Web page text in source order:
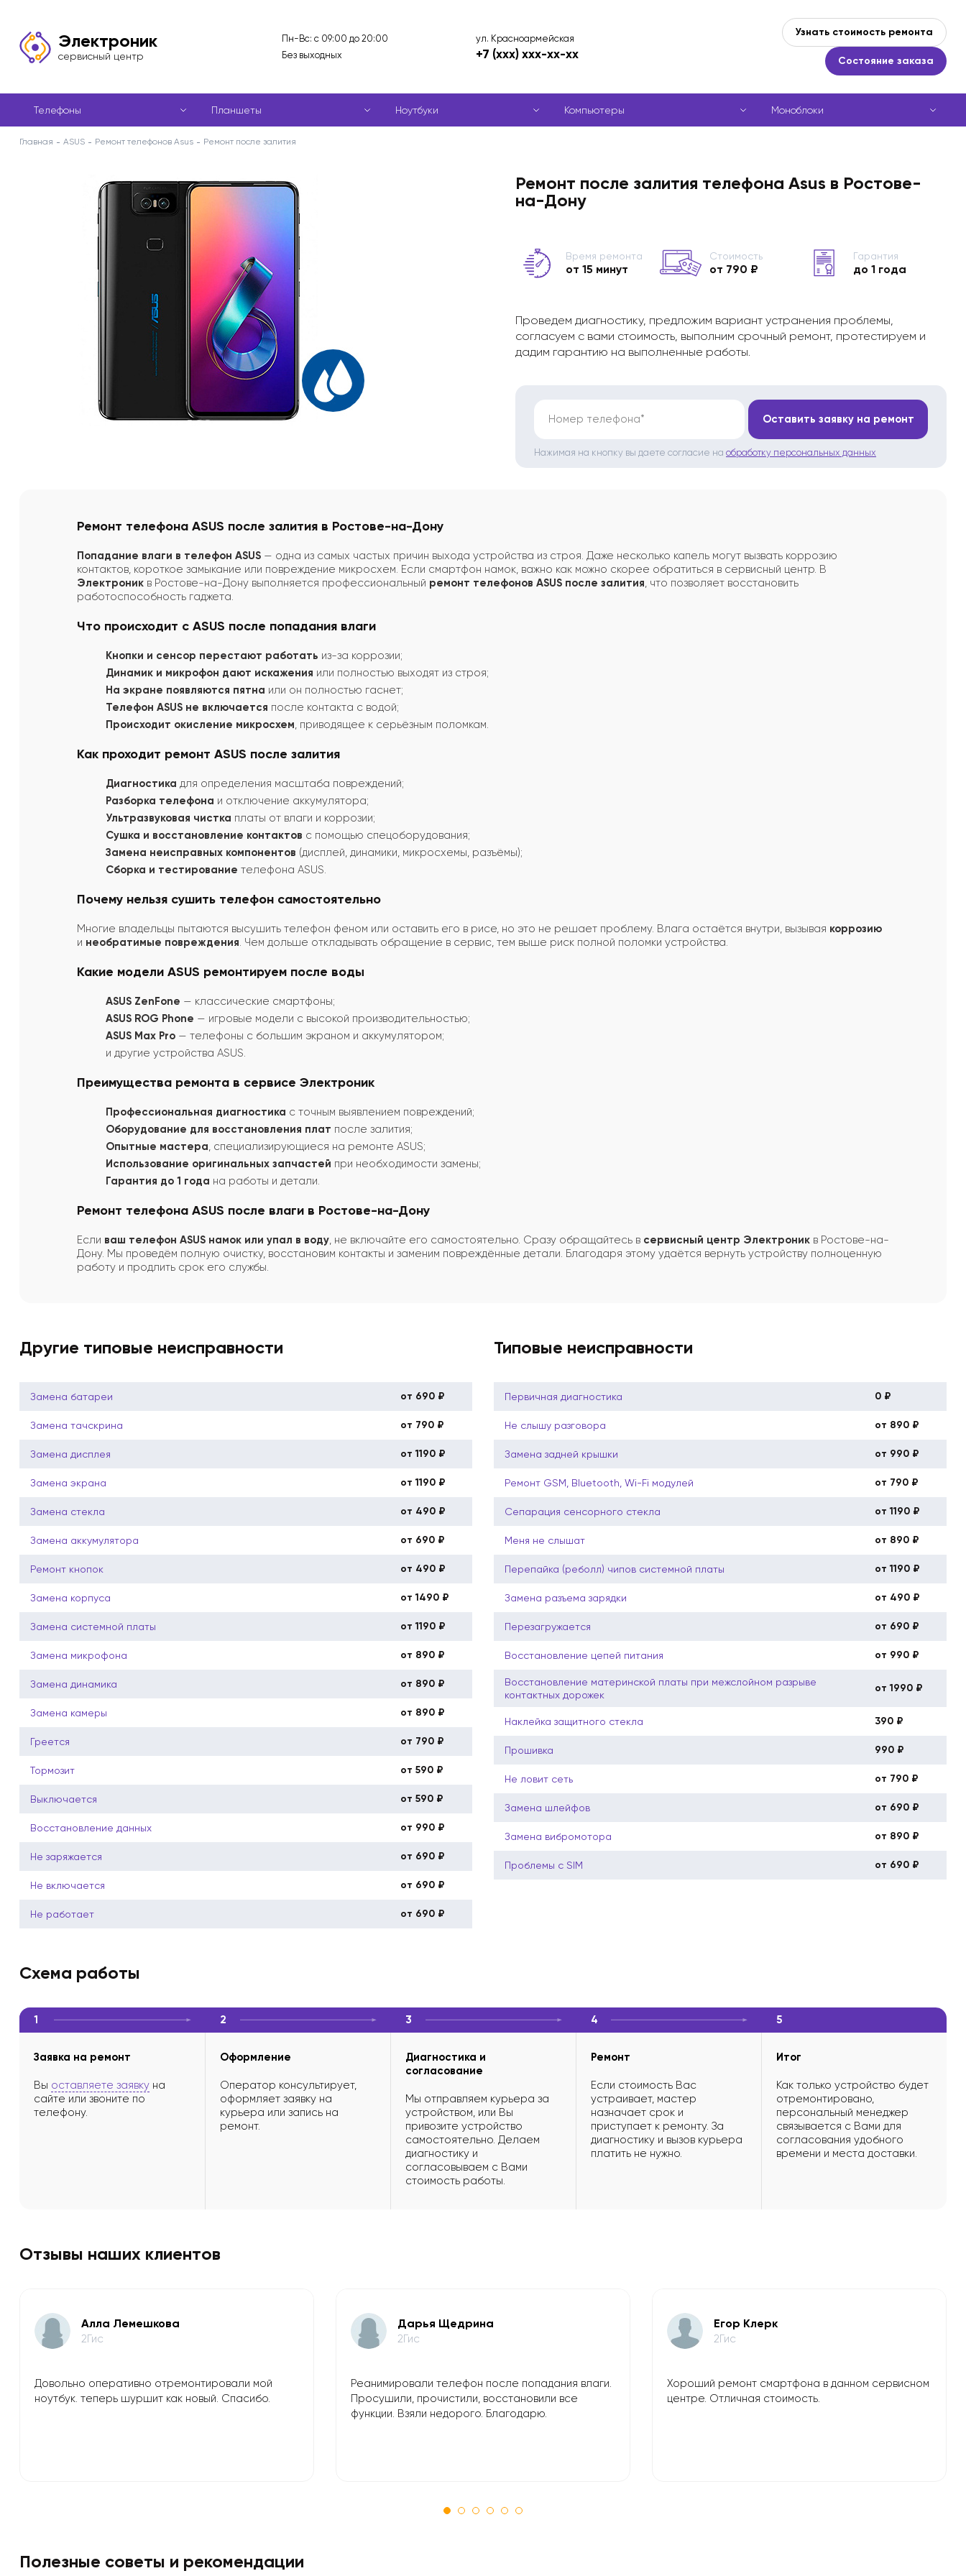
Электроник
сервисный центр
Пн-Вс: с 09:00 до 20:00
Без выходных
ул. Красноармейская
+7 (xxx) xxx-xx-xx
Узнать стоимость ремонта
Состояние заказа
Телефоны Планшеты Ноутбуки Компьютеры Моноблоки
Главная ASUS Ремонт телефонов Asus Ремонт после залития
Ремонт после залития телефона Asus в Ростове-
на-Дону
Время ремонта
от 15 минут
Стоимость
от 790 ₽
Гарантия
до 1 года
Проведем диагностику, предложим вариант устранения проблемы,
согласуем с вами стоимость, выполним срочный ремонт, протестируем и
дадим гарантию на выполненные работы.
Номер телефона* Оставить заявку на ремонт
Нажимая на кнопку вы даете согласие на обработку персональных данных
Ремонт телефона ASUS после залития в Ростове-на-Дону
Попадание влаги в телефон ASUS — одна из самых частых причин выхода устройства из строя. Даже несколько капель могут вызвать коррозию
контактов, короткое замыкание или повреждение микросхем. Если смартфон намок, важно как можно скорее обратиться в сервисный центр. В
Электроник в Ростове-на-Дону выполняется профессиональный ремонт телефонов ASUS после залития, что позволяет восстановить
работоспособность гаджета.
Что происходит с ASUS после попадания влаги
Кнопки и сенсор перестают работать из-за коррозии;
Динамик и микрофон дают искажения или полностью выходят из строя;
На экране появляются пятна или он полностью гаснет;
Телефон ASUS не включается после контакта с водой;
Происходит окисление микросхем, приводящее к серьёзным поломкам.
Как проходит ремонт ASUS после залития
Диагностика для определения масштаба повреждений;
Разборка телефона и отключение аккумулятора;
Ультразвуковая чистка платы от влаги и коррозии;
Сушка и восстановление контактов с помощью спецоборудования;
Замена неисправных компонентов (дисплей, динамики, микросхемы, разъёмы);
Сборка и тестирование телефона ASUS.
Почему нельзя сушить телефон самостоятельно
Многие владельцы пытаются высушить телефон феном или оставить его в рисе, но это не решает проблему. Влага остаётся внутри, вызывая коррозию
и необратимые повреждения. Чем дольше откладывать обращение в сервис, тем выше риск полной поломки устройства.
Какие модели ASUS ремонтируем после воды
ASUS ZenFone — классические смартфоны;
ASUS ROG Phone — игровые модели с высокой производительностью;
ASUS Max Pro — телефоны с большим экраном и аккумулятором;
и другие устройства ASUS.
Преимущества ремонта в сервисе Электроник
Профессиональная диагностика с точным выявлением повреждений;
Оборудование для восстановления плат после залития;
Опытные мастера, специализирующиеся на ремонте ASUS;
Использование оригинальных запчастей при необходимости замены;
Гарантия до 1 года на работы и детали.
Ремонт телефона ASUS после влаги в Ростове-на-Дону
Если ваш телефон ASUS намок или упал в воду, не включайте его самостоятельно. Сразу обращайтесь в сервисный центр Электроник в Ростове-на-
Дону. Мы проведём полную очистку, восстановим контакты и заменим повреждённые детали. Благодаря этому удаётся вернуть устройству полноценную
работу и продлить срок его службы.
Другие типовые неисправности
Замена батареи от 690 ₽
Замена тачскрина от 790 ₽
Замена дисплея от 1190 ₽
Замена экрана от 1190 ₽
Замена стекла от 490 ₽
Замена аккумулятора от 690 ₽
Ремонт кнопок от 490 ₽
Замена корпуса от 1490 ₽
Замена системной платы от 1190 ₽
Замена микрофона от 890 ₽
Замена динамика от 890 ₽
Замена камеры от 890 ₽
Греется от 790 ₽
Тормозит от 590 ₽
Выключается от 590 ₽
Восстановление данных от 990 ₽
Не заряжается от 690 ₽
Не включается от 690 ₽
Не работает от 690 ₽
Типовые неисправности
Первичная диагностика 0 ₽
Не слышу разговора от 890 ₽
Замена задней крышки от 990 ₽
Ремонт GSM, Bluetooth, Wi-Fi модулей от 790 ₽
Сепарация сенсорного стекла от 1190 ₽
Меня не слышат от 890 ₽
Перепайка (реболл) чипов системной платы от 1190 ₽
Замена разъема зарядки от 490 ₽
Перезагружается от 690 ₽
Восстановление цепей питания от 990 ₽
Восстановление материнской платы при межслойном разрыве
контактных дорожек
от 1990 ₽
Наклейка защитного стекла 390 ₽
Прошивка 990 ₽
Не ловит сеть от 790 ₽
Замена шлейфов от 690 ₽
Замена вибромотора от 890 ₽
Проблемы с SIM от 690 ₽
Схема работы
1
Заявка на ремонт
Вы оставляете заявку на
сайте или звоните по
телефону.
2
Оформление
Оператор консультирует,
оформляет заявку на
курьера или запись на
ремонт.
3
Диагностика и
согласование
Мы отправляем курьера за
устройством, или Вы
привозите устройство
самостоятельно. Делаем
диагностику и
согласовываем с Вами
стоимость работы.
4
Ремонт
Если стоимость Вас
устраивает, мастер
назначает срок и
приступает к ремонту. За
диагностику и вызов курьера
платить не нужно.
5
Итог
Как только устройство будет
отремонтировано,
персональный менеджер
связывается с Вами для
согласования удобного
времени и места доставки.
Отзывы наших клиентов
​Алла Лемешкова
2Гис
Довольно оперативно отремонтировали мой
ноутбук. теперь шуршит как новый. Спасибо.
​Дарья Щедрина
2Гис
Реанимировали телефон после попадания влаги.
Просушили, прочистили, восстановили все
функции. Взяли недорого. Благодарю.
Егор Клерк
2Гис
Хороший ремонт смартфона в данном сервисном
центре. Отличная стоимость.
Полезные советы и рекомендации